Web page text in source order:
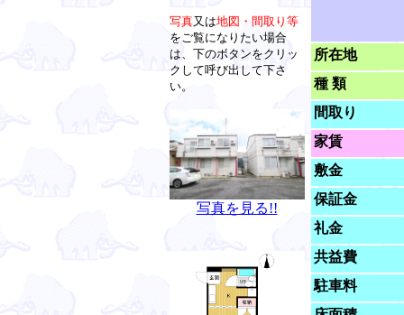
写真又は地図・間取り等
をご覧になりたい場合
は、下のボタンをクリッ
クして呼び出して下さ
い。
写真を見る!!
所在地
種 類
間取り
家賃
敷金
保証金
礼金
共益費
駐車料